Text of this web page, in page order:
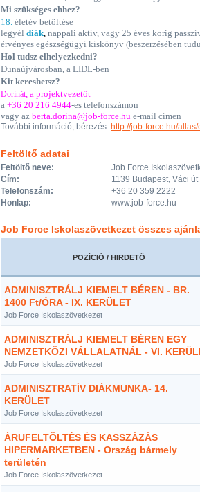
Mi szükséges ehhez?
18. életév betöltése
legyél diák, nappali aktív, vagy 25 éves korig
érvényes egészségügyi kiskönyv (beszerzésében
Hol tudsz elhelyezkedni?
Dunaújvárosban, a LIDL-ben
Kit kereshetsz?
Dorinát, a projektvezetőt
a +36 20 216 4944-es telefonszámon
vagy az berta.dorina@job-force.hu e-mail címen
További információ, bérezés: http://job-force.hu/
Feltöltő adatai
Feltöltő neve:
Job Force
Cím:
1139 Budapest, Váci út
Telefonszám:
+36 20 359 2222
Honlap:
www.job-force.hu
Job Force Iskolaszövetkezet összes
POZÍCIÓ / HIRDETŐ
ADMINISZTRÁLJ KIEMELT BÉREN - BR.
1400 Ft/ÓRA - IX. KERÜLET
Job Force Iskolaszövetkezet
ADMINISZTRÁLJ KIEMELT BÉREN EGY
NEMZETKÖZI VÁLLALATNÁL - VI.
Job Force Iskolaszövetkezet
ADMINISZTRATÍV DIÁKMUNKA- 14.
KERÜLET
Job Force Iskolaszövetkezet
ÁRUFELTÖLTÉS ÉS KASSZÁZÁS
HIPERMARKETBEN - Ország bármely
területén
Job Force Iskolaszövetkezet